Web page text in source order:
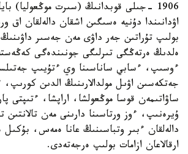
1906 -جىلى قوبدانىڭ (سىرت موڭعوليا)
اۋدانىندا دۇنيە ەسىگىن اشقان دالەلقان اق
بولىپ تۇراتىن جەر داۋى مەن جەسىر داۋىنىڭ
ەلدىڭ ەرتەڭگى تىرلىگى جونىندەگى
ءوسىپ، ءسابي ساناسىنا وي ءتۇيىپ
جەتكەسىن اۋىل مولدالارىنىڭ الدىن كورىپ،
ساۋاتىمەن قوسا موڭعولشا، اراپشا، ءتىپتى
ۇيرەنىپ، ءوز ورتاسىنا دارىنى مەن
دالەلقان ءبىر وتباسىنىڭ عانا ەمەس، بۇكىل
ارقالاعان ازامات بولىپ ەرجەتەدى.